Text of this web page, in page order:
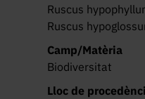
Ruscus
Ruscus
Camp/Matèria
Biodiversitat
Lloc de